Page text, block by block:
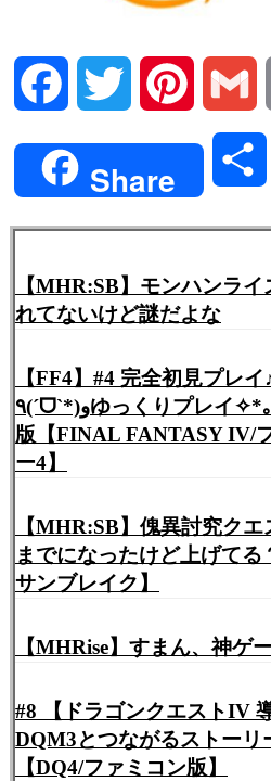
Facebook Twitter Pinterest
Share
【MHR:SB】モンハンラ
れてないけど謎だよな
【FF4】#4 完全初見プレ
٩(ˊᗜˋ*)وゆっくりプレイ✧*｡バブイルの塔、SFC
版【FINAL FANTASY IV/
ー4】
【MHR:SB】傀異討究ク
までになったけど上げてる
サンブレイク】
【MHRise】すまん、神ゲ
#8 【ドラゴンクエストIV
DQM3とつながるストーリ
【DQ4/ファミコン版】